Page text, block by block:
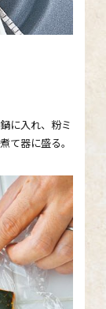
に入れ、粉ミ
て器に盛る。